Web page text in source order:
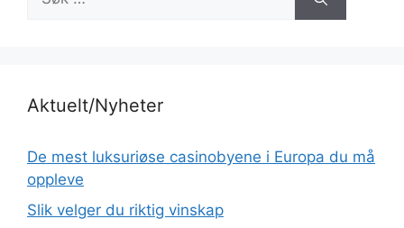
etter:
Aktuelt/Nyheter
De mest luksuriøse casinobyene i Europa du må
oppleve
Slik velger du riktig vinskap